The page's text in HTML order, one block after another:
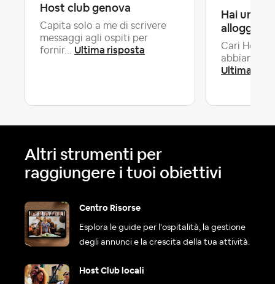
Host club genova
Capita solo a me di scrivere
messaggi agli ospiti per
fornir... Ultima risposta
Hai una
alloggio?
Cari Host,
abbiamo
Ultima
Altri strumenti per
raggiungere i tuoi obiettivi
Centro Risorse
Esplora le guide per l'ospitalità, la gestione
degli annunci e la crescita della tua attività.
Host Club locali